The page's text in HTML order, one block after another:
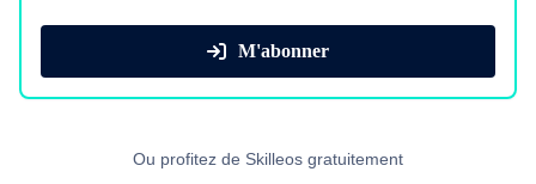
M'abonner
Ou profitez de Skilleos gratuitement